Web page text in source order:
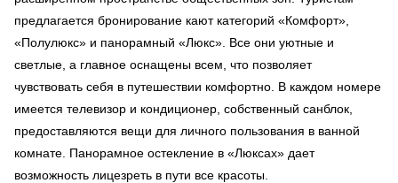
предлагается бронирование кают категорий «Комфорт»,
«Полулюкс» и панорамный «Люкс». Все они уютные и
светлые, а главное оснащены всем, что позволяет
чувствовать себя в путешествии комфортно. В каждом номере
имеется телевизор и кондиционер, собственный санблок,
предоставляются вещи для личного пользования в ванной
комнате. Панорамное остекление в «Люксах» дает
возможность лицезреть в пути все красоты.